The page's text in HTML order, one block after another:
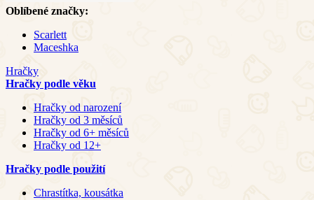
Oblíbené značky:
Scarlett
Maceshka
Hračky
Hračky podle věku
Hračky od narození
Hračky od 3 měsíců
Hračky od 6+ měsíců
Hračky od 12+
Hračky podle použití
Chrastítka, kousátka